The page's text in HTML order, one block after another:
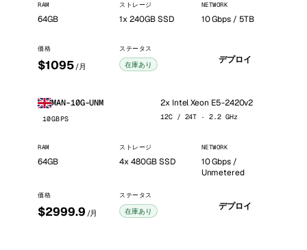
RAM
64GB
ストレージ
1x 240GB SSD
NETWORK
10 Gbps / 5TB
価格
$1095 /月
ステータス
在庫あり デプロイ
MAN-10G-UNM
10GBPS
2x Intel Xeon E5-2420v2
12C / 24T · 2.2 GHz
RAM
64GB
ストレージ
4x 480GB SSD
NETWORK
10 Gbps /
Unmetered
価格
$2999.9 /月
ステータス
在庫あり デプロイ